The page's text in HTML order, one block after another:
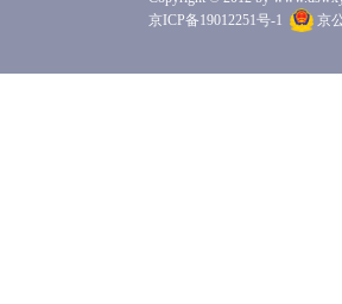
京ICP备19012251号-1
京